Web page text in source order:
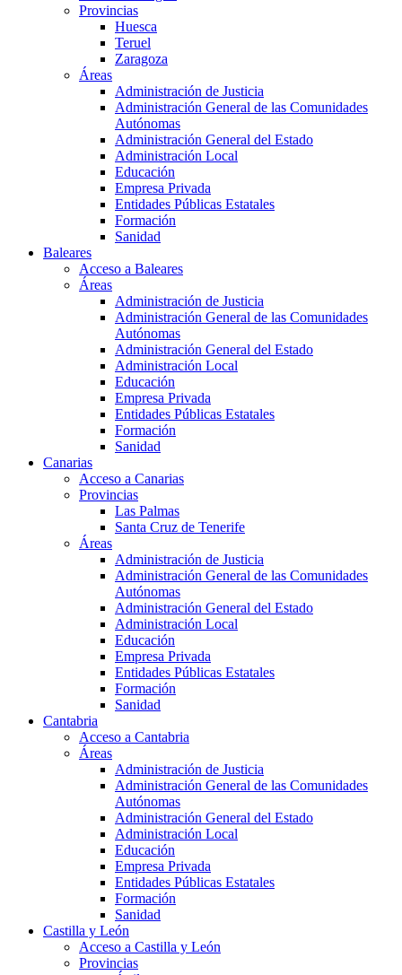
Provincias
Huesca
Teruel
Zaragoza
Áreas
Administración de Justicia
Administración General de las Comunidades
Autónomas
Administración General del Estado
Administración Local
Educación
Empresa Privada
Entidades Públicas Estatales
Formación
Sanidad
Baleares
Acceso a Baleares
Áreas
Administración de Justicia
Administración General de las Comunidades
Autónomas
Administración General del Estado
Administración Local
Educación
Empresa Privada
Entidades Públicas Estatales
Formación
Sanidad
Canarias
Acceso a Canarias
Provincias
Las Palmas
Santa Cruz de Tenerife
Áreas
Administración de Justicia
Administración General de las Comunidades
Autónomas
Administración General del Estado
Administración Local
Educación
Empresa Privada
Entidades Públicas Estatales
Formación
Sanidad
Cantabria
Acceso a Cantabria
Áreas
Administración de Justicia
Administración General de las Comunidades
Autónomas
Administración General del Estado
Administración Local
Educación
Empresa Privada
Entidades Públicas Estatales
Formación
Sanidad
Castilla y León
Acceso a Castilla y León
Provincias